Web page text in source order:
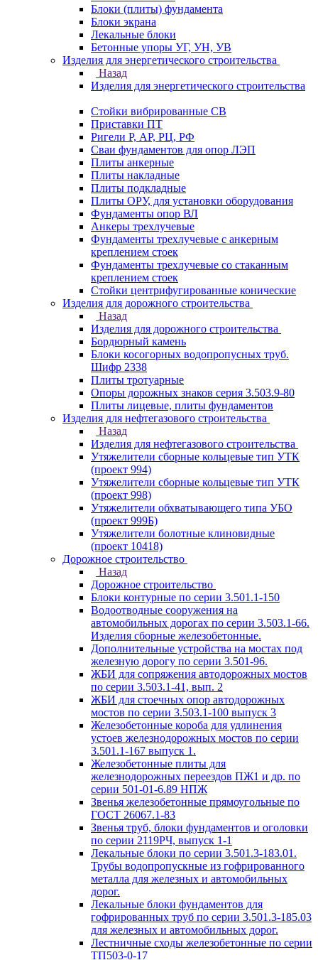
Блоки (плиты) фундамента
Блоки экрана
Лекальные блоки
Бетонные упоры УГ, УН, УВ
Изделия для энергетического строительства
Назад
Изделия для энергетического строительства
Стойки вибрированные СВ
Приставки ПТ
Ригели Р, АР, РЦ, РФ
Сваи фундаментов для опор ЛЭП
Плиты анкерные
Плиты накладные
Плиты подкладные
Плиты ОРУ, для установки оборудования
Фундаменты опор ВЛ
Анкеры трехлучевые
Фундаменты трехлучевые с анкерным
креплением стоек
Фундаменты трехлучевые со стаканным
креплением стоек
Стойки центрифугированные конические
Изделия для дорожного строительства
Назад
Изделия для дорожного строительства
Бордюрный камень
Блоки косогорных водопропусных труб.
Шифр 2338
Плиты тротуарные
Опоры дорожных знаков серия 3.503.9-80
Плиты лицевые, плиты фундаментов
Изделия для нефтегазового строительства
Назад
Изделия для нефтегазового строительства
Утяжелители сборные кольцевые тип УТК
(проект 994)
Утяжелители сборные кольцевые тип УТК
(проект 998)
Утяжелители обхватывающего типа УБО
(проект 999Б)
Утяжелители болотные клиновидные
(проект 10418)
Дорожное строительство
Назад
Дорожное строительство
Блоки контурные по серии 3.501.1-150
Водоотводные сооружения на
автомобильных дорогах по серии 3.503.1-66.
Изделия сборные железобетонные.
Дополнительные устройства на мостах под
железную дорогу по серии 3.501-96.
ЖБИ для сопряжения автодорожных мостов
по серии 3.503.1-41, вып. 2
ЖБИ для стоечных опор автодорожных
мостов по серии 3.503.1-100 выпуск 3
Железобетонные короба для удлинения
устоев железнодорожных мостов по серии
3.501.1-167 выпуск 1.
Железобетонные плиты для
железнодорожных переездов ПЖ1 и др. по
серии 501-01-6.89 НПЖ
Звенья железобетонные прямоугольные по
ГОСТ 26067.1-83
Звенья труб, блоки фундаментов и оголовки
по серии 2119РЧ, выпуск 1-1
Лекальные блоки по серии 3.501.3-183.01.
Трубы водопропускные из гофрированного
металла для железных и автомобильных
дорог.
Лекальные блоки фундаментов для
гофрированных труб по серии 3.501.3-185.03
для железных и автомобильных дорог.
Лестничные сходы железобетонные по серии
ТП503-0-17